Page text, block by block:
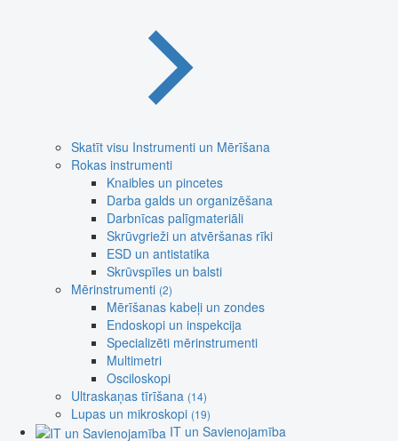
Skatīt visu Instrumenti un Mērīšana
Rokas instrumenti
Knaibles un pincetes
Darba galds un organizēšana
Darbnīcas palīgmateriāli
Skrūvgrieži un atvēršanas rīki
ESD un antistatika
Skrūvspīles un balsti
Mērinstrumenti (2)
Mērīšanas kabeļi un zondes
Endoskopi un inspekcija
Specializēti mērinstrumenti
Multimetri
Osciloskopi
Ultraskaņas tīrīšana (14)
Lupas un mikroskopi (19)
IT un Savienojamība